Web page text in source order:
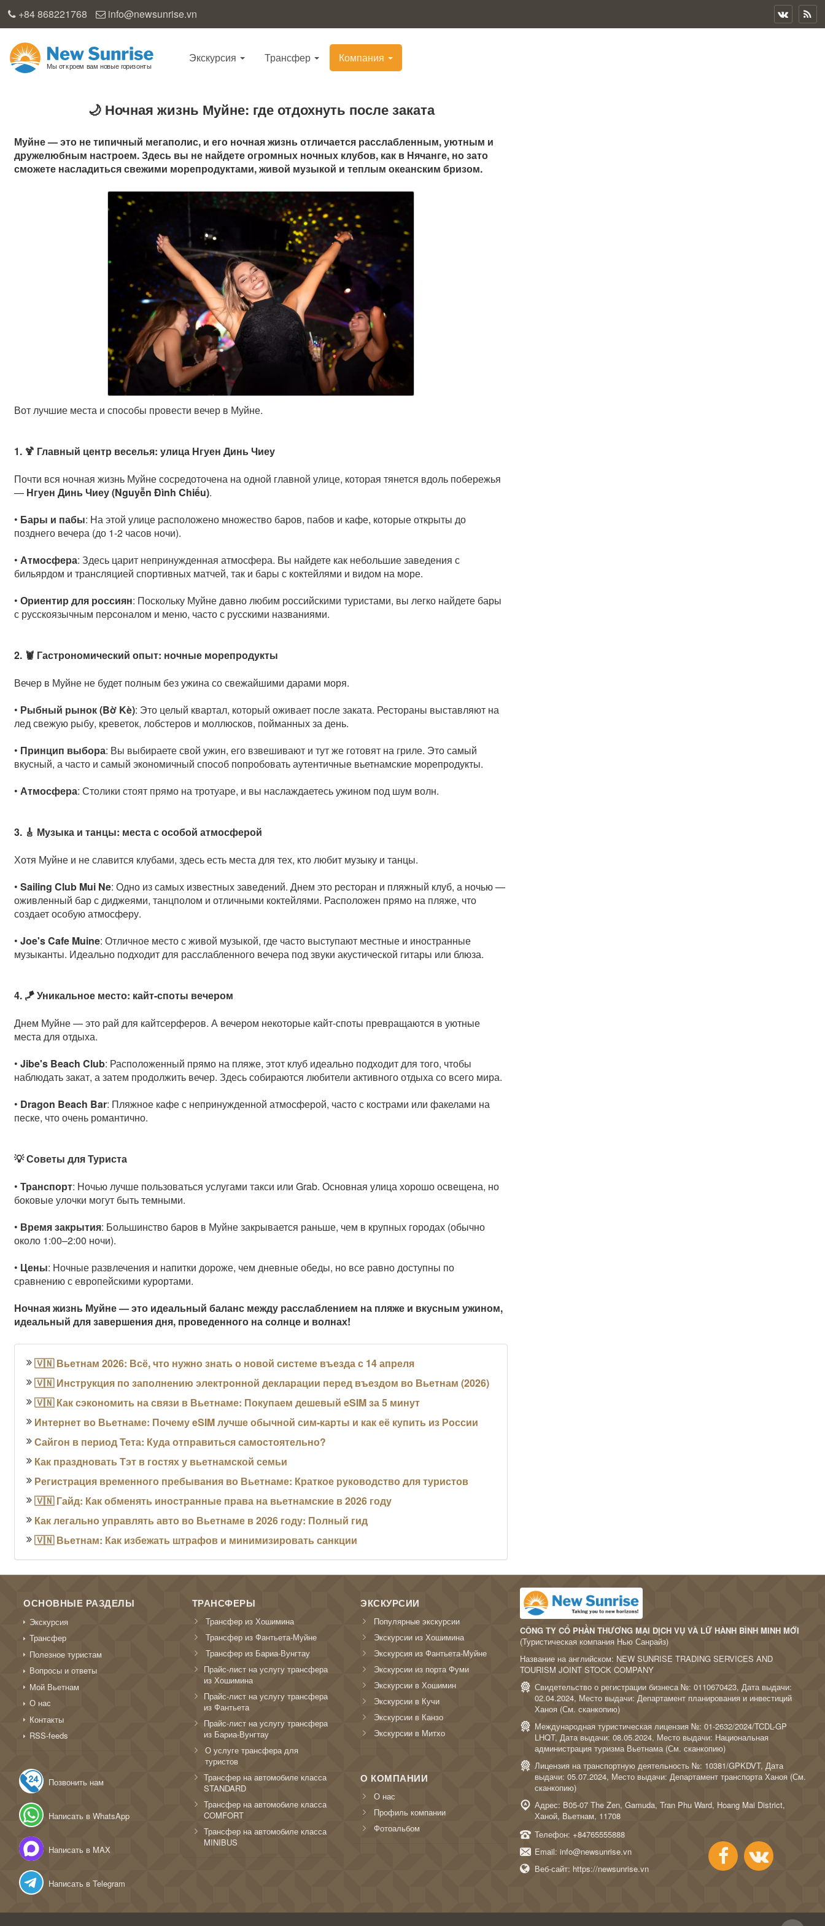
+84 868221768 info@newsunrise.vn
Экскурсия Трансфер Компания
🌙 Ночная жизнь Муйне: где отдохнуть после заката
Муйне — это не типичный мегаполис, и его ночная жизнь отличается расслабленным, уютным и
дружелюбным настроем. Здесь вы не найдете огромных ночных клубов, как в Нячанге, но зато
сможете насладиться свежими морепродуктами, живой музыкой и теплым океанским бризом.
Вот лучшие места и способы провести вечер в Муйне.
1. 🍹 Главный центр веселья: улица Нгуен Динь Чиеу
Почти вся ночная жизнь Муйне сосредоточена на одной главной улице, которая тянется вдоль побережья
— Нгуен Динь Чиеу (Nguyễn Đình Chiểu).
• Бары и пабы: На этой улице расположено множество баров, пабов и кафе, которые открыты до
позднего вечера (до 1-2 часов ночи).
•Атмосфера: Здесь царит непринужденная атмосфера. Вы найдете как небольшие заведения с
бильярдом и трансляцией спортивных матчей, так и бары с коктейлями и видом на море.
•Ориентир для россиян: Поскольку Муйне давно любим российскими туристами, вы легко найдете бары
с русскоязычным персоналом и меню, часто с русскими названиями.
2. 🦞 Гастрономический опыт: ночные морепродукты
Вечер в Муйне не будет полным без ужина со свежайшими дарами моря.
• Рыбный рынок (Bờ Kè): Это целый квартал, который оживает после заката. Рестораны выставляют на
лед свежую рыбу, креветок, лобстеров и моллюсков, пойманных за день.
• Принцип выбора: Вы выбираете свой ужин, его взвешивают и тут же готовят на гриле. Это самый
вкусный, а часто и самый экономичный способ попробовать аутентичные вьетнамские морепродукты.
•Атмосфера: Столики стоят прямо на тротуаре, и вы наслаждаетесь ужином под шум волн.
3. 🎸 Музыка и танцы: места с особой атмосферой
Хотя Муйне и не славится клубами, здесь есть места для тех, кто любит музыку и танцы.
•Sailing Club Mui Ne: Одно из самых известных заведений. Днем это ресторан и пляжный клуб, а ночью —
оживленный бар с диджеями, танцполом и отличными коктейлями. Расположен прямо на пляже, что
создает особую атмосферу.
•Joe's Cafe Muine: Отличное место с живой музыкой, где часто выступают местные и иностранные
музыканты. Идеально подходит для расслабленного вечера под звуки акустической гитары или блюза.
4. 🪁 Уникальное место: кайт-споты вечером
Днем Муйне — это рай для кайтсерферов. А вечером некоторые кайт-споты превращаются в уютные
места для отдыха.
•Jibe's Beach Club: Расположенный прямо на пляже, этот клуб идеально подходит для того, чтобы
наблюдать закат, а затем продолжить вечер. Здесь собираются любители активного отдыха со всего мира.
• Dragon Beach Bar: Пляжное кафе с непринужденной атмосферой, часто с кострами или факелами на
песке, что очень романтично.
💡 Советы для Туриста
•Транспорт: Ночью лучше пользоваться услугами такси или Grab. Основная улица хорошо освещена, но
боковые улочки могут быть темными.
• Время закрытия: Большинство баров в Муйне закрывается раньше, чем в крупных городах (обычно
около 1:00–2:00 ночи).
• Цены: Ночные развлечения и напитки дороже, чем дневные обеды, но все равно доступны по
сравнению с европейскими курортами.
Ночная жизнь Муйне — это идеальный баланс между расслаблением на пляже и вкусным ужином,
идеальный для завершения дня, проведенного на солнце и волнах!
🇻🇳 Вьетнам 2026: Всё, что нужно знать о новой системе въезда с 14 апреля
🇻🇳 Инструкция по заполнению электронной декларации перед въездом во Вьетнам (2026)
🇻🇳 Как сэкономить на связи в Вьетнаме: Покупаем дешевый eSIM за 5 минут
Интернет во Вьетнаме: Почему eSIM лучше обычной сим-карты и как её купить из России
Сайгон в период Тета: Куда отправиться самостоятельно?
Как праздновать Тэт в гостях у вьетнамской семьи
Регистрация временного пребывания во Вьетнаме: Краткое руководство для туристов
🇻🇳 Гайд: Как обменять иностранные права на вьетнамские в 2026 году
Как легально управлять авто во Вьетнаме в 2026 году: Полный гид
🇻🇳 Вьетнам: Как избежать штрафов и минимизировать санкции
ОСНОВНЫЕ РАЗДЕЛЫ
Экскурсия
Трансфер
Полезное туристам
Вопросы и ответы
Мой Вьетнам
О нас
Контакты
RSS-feeds
Позвонить нам
Написать в WhatsApp
Написать в MAX
Написать в Telegram
ТРАНСФЕРЫ
Трансфер из Хошимина
Трансфер из Фантьета-Муйне
Трансфер из Бариа-Вунгтау
Прайс-лист на услугу трансфера
из Хошимина
Прайс-лист на услугу трансфера
из Фантьета
Прайс-лист на услугу трансфера
из Бариа-Вунгтау
О услуге трансфера для
туристов
Трансфер на автомобиле класса
STANDARD
Трансфер на автомобиле класса
COMFORT
Трансфер на автомобиле класса
MINIBUS
ЭКСКУРСИИ
Популярные экскурсии
Экскурсии из Хошимина
Экскурсия из Фантьета-Муйне
Экскурсии из порта Фуми
Экскурсии в Хошимин
Экскурсии в Кучи
Экскурсии в Канзо
Экскурсии в Митхо
О КОМПАНИИ
О нас
Профиль компании
Фотоальбом
CÔNG TY CỔ PHẦN THƯƠNG MẠI DỊCH VỤ VÀ LỮ HÀNH BÌNH MINH MỚI
(Туристическая компания Нью Санрайз)
Название на английском: NEW SUNRISE TRADING SERVICES AND
TOURISM JOINT STOCK COMPANY
Свидетельство о регистрации бизнеса №: 0110670423, Дата выдачи:
02.04.2024, Место выдачи: Департамент планирования и инвестиций
Ханоя (См. сканкопию)
Международная туристическая лицензия №: 01-2632/2024/TCDL-GP
LHQT, Дата выдачи: 08.05.2024, Место выдачи: Национальная
администрация туризма Вьетнама (См. сканкопию)
Лицензия на транспортную деятельность №: 10381/GPKDVT, Дата
выдачи: 05.07.2024, Место выдачи: Департамент транспорта Ханоя (См.
сканкопию)
Адрес: B05-07 The Zen, Gamuda, Tran Phu Ward, Hoang Mai District,
Ханой, Вьетнам, 11708
Телефон: +84765555888
Email: info@newsunrise.vn
Веб-сайт: https://newsunrise.vn